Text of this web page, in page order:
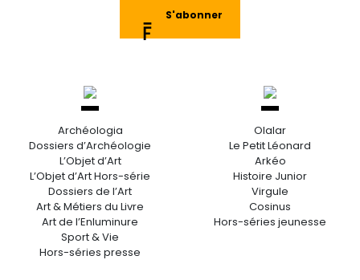
S'abonner
Archéologia
Dossiers d’Archéologie
L’Objet d’Art
L’Objet d’Art Hors-série
Dossiers de l’Art
Art & Métiers du Livre
Art de l’Enluminure
Sport & Vie
Hors-séries presse
Olalar
Le Petit Léonard
Arkéo
Histoire Junior
Virgule
Cosinus
Hors-séries jeunesse